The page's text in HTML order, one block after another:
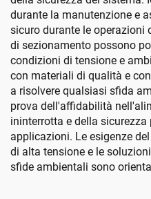
durante la manutenzione e
sicuro durante le operazioni
di sezionamento possono
condizioni di tensione e
con materiali di qualità e
a risolvere qualsiasi sfida
prova dell'affidabilità
ininterrotta e della
applicazioni. Le esigenze
di alta tensione e le
sfide ambientali sono